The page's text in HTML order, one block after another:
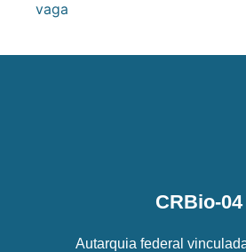
vaga
CRBio-04
Autarquia federal